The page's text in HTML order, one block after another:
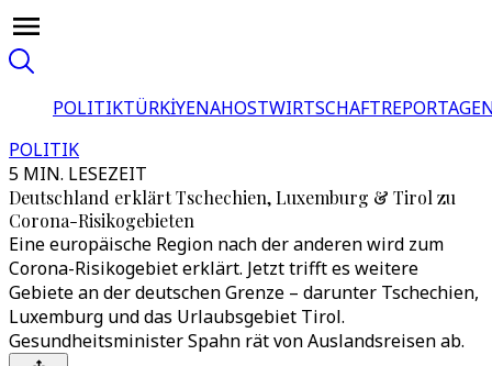
POLITIKTÜRKİYENAHOSTWIRTSCHAFT
POLITIK
5 MIN. LESEZEIT
Deutschland erklärt Tschechien, Luxemburg & Tirol zu
Corona-Risikogebieten
Eine europäische Region nach der anderen wird zum
Corona-Risikogebiet erklärt. Jetzt trifft es weitere
Gebiete an der deutschen Grenze – darunter Tschechien,
Luxemburg und das Urlaubsgebiet Tirol.
Gesundheitsminister Spahn rät von Auslandsreisen ab.